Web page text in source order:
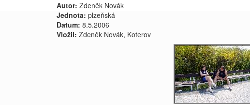
Autor: Zdeněk Novák
Jednota: plzeňská
Datum: 8.5.2006
Vložil: Zdeněk Novák, Koterov